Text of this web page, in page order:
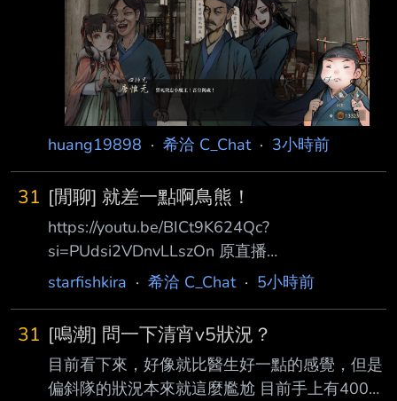
富貴好感衝太高只能怪味小師妹西武林結尾 第
三輪魔王線達成結緣後，讀檔回頭走病歿和子夜
寄君書 還好有先跑bad end，不然真的看完魔王
線那麼甜的結尾後應該會跑不下去
https://i.imgur.com/fbjIfDe.jpeg 雖然可能還有很
多劇情沒玩到，但現在覺得為何三師兄會把小師
妹嫁給瑞
huang19898 · 希洽 C_Chat· 3小時前
31 [閒聊] 就差一點啊鳥熊！
https://youtu.be/BICt9K624Qc?
si=PUdsi2VDnvLLszOn 原直播
https://www.youtube.com/live/3j_Vk9KgDD4?
播會有比較麻煩的問題要處理 就差一點啊鳥
熊！ 差一點就讓你齁大 V 開台玩活俠傳了啊！ -
-
starfishkira · 希洽 C_Chat· 5小時前
31 [鳴潮] 問一下清宵v5狀況？
目前看下來，好像就比醫生好一點的感覺，但是
偏斜隊的狀況本來就這麼尷尬 目前手上有400